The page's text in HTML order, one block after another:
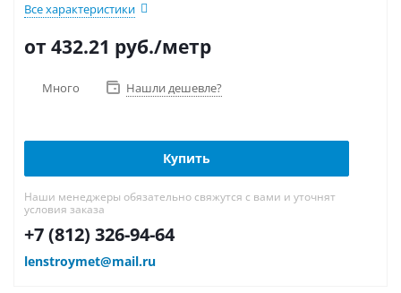
Все характеристики
от 432.21 руб./метр
Много Нашли дешевле?
Купить
Наши менеджеры обязательно свяжутся с вами и уточнят
условия заказа
+7 (812) 326-94-64
lenstroymet@mail.ru